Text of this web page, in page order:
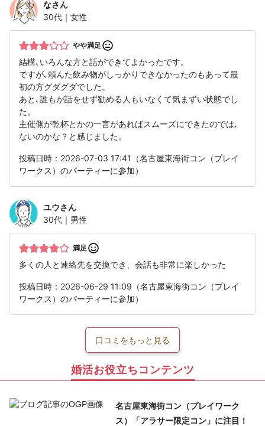
なさん
30代｜女性
やや満足
結構､いろんな方と話ができてよかったです。
ですが､頼んた飲み物がしっかりできなかったのもあって最
初の方グダグダでした。
あと､誰もが話をせず勧める人もいなくて気まずい状態でし
た。
主催側が乾杯とかの一言があればスムーズにできたのでは､
ないのかな？と感じました。
投稿日時：2026-07-03 17:41（名古屋東海街コン（プレイ
ワークス）のパーティーに参加）
ユウさん
30代｜男性
満足
多くの人と連絡先を交換でき、会話も非常に楽しかった
投稿日時：2026-06-29 11:09（名古屋東海街コン（プレイ
ワークス）のパーティーに参加）
口コミをもっと見る
婚活お役立ちコンテンツ
名古屋東海街コン（プレイワーク
ス）「アラサー限定コン」に注目！